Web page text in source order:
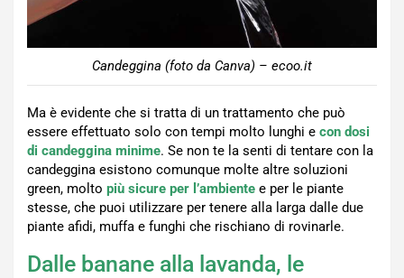
Candeggina (foto da Canva) – ecoo.it
Ma è evidente che si tratta di un trattamento che può
essere effettuato solo con tempi molto lunghi e con dosi
di candeggina minime. Se non te la senti di tentare con la
candeggina esistono comunque molte altre soluzioni
green, molto più sicure per l’ambiente e per le piante
stesse, che puoi utilizzare per tenere alla larga dalle due
piante afidi, muffa e funghi che rischiano di rovinarle.
Dalle banane alla lavanda, le